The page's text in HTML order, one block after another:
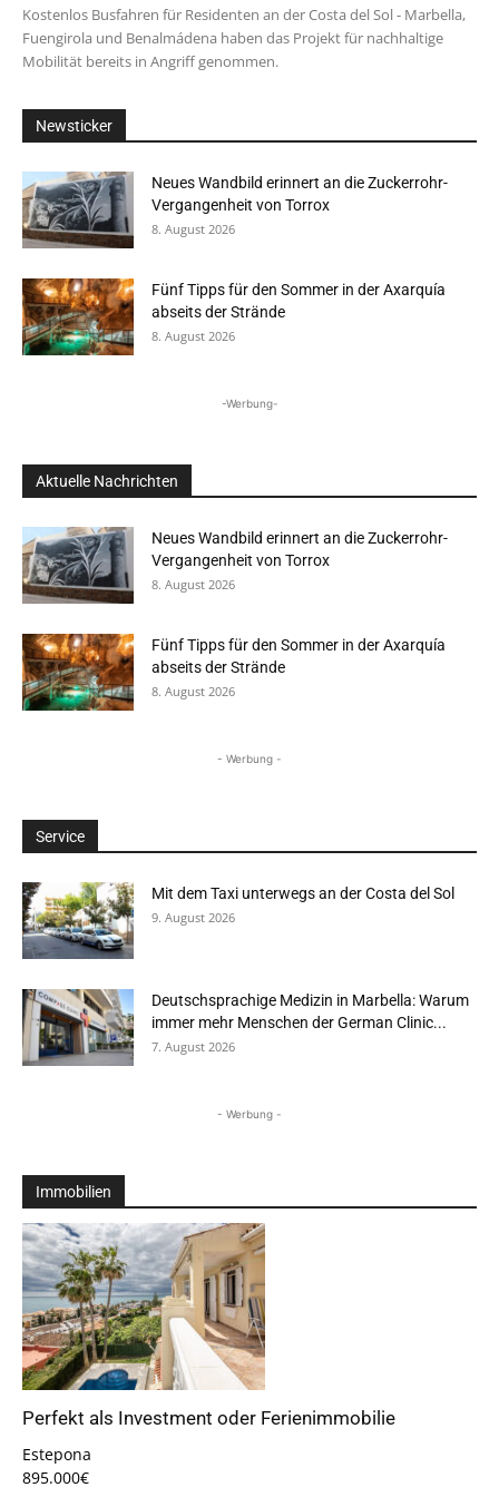
Kostenlos Busfahren für Residenten an der Costa del Sol - Marbella,
Fuengirola und Benalmádena haben das Projekt für nachhaltige
Mobilität bereits in Angriff genommen.
Newsticker
Neues Wandbild erinnert an die Zuckerrohr-
Vergangenheit von Torrox
8. August 2026
Fünf Tipps für den Sommer in der Axarquía
abseits der Strände
8. August 2026
-Werbung-
Aktuelle Nachrichten
Neues Wandbild erinnert an die Zuckerrohr-
Vergangenheit von Torrox
8. August 2026
Fünf Tipps für den Sommer in der Axarquía
abseits der Strände
8. August 2026
- Werbung -
Service
Mit dem Taxi unterwegs an der Costa del Sol
9. August 2026
Deutschsprachige Medizin in Marbella: Warum
immer mehr Menschen der German Clinic...
7. August 2026
- Werbung -
Immobilien
Perfekt als Investment oder Ferienimmobilie
Estepona
895.000€